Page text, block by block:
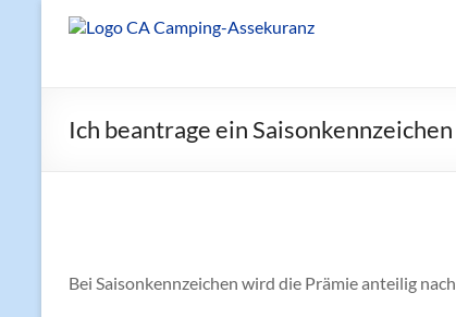
Inhalt
Ich beantrage ein Saisonkennzeichen
Bei Saisonkennzeichen wird die Prämie anteilig